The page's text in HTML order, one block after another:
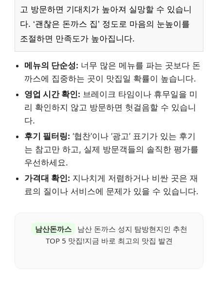
고 방문하면 기대치가 높아져 실망할 수 있습니
다. ‘괜찮은 돈까스 집’ 정도로 마음의 눈높이를
조절하면 만족도가 높아집니다.
메뉴의 단순성: 너무 많은 메뉴를 파는 곳보다 돈
까스에 집중하는 곳이 맛집일 확률이 높습니다.
영업 시간 확인: 브레이크 타임이나 휴무일을 미
리 확인하지 않고 방문하면 헛걸음할 수 있습니
다.
후기 필터링: ‘협찬’이나 ‘광고’ 표기가 있는 후기
는 참고만 하고, 실제 방문객들의 솔직한 평가를
우선하세요.
가격대 확인: 지나치게 저렴하거나 비싼 곳은 재
료의 질이나 서비스에 문제가 있을 수 있습니다.
남산돈까스
남산 돈까스 성지 탐방현지인 추천
TOP 5 맛집!지금 바로 최고의 맛집 발견